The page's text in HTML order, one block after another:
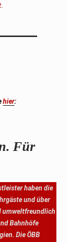
hier:
Für
haben die
und über
umweltfreundlich
Bahnhöfe
Die ÖBB